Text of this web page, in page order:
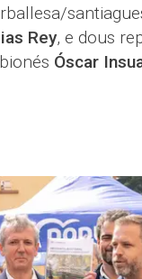
Rey, e dous
Óscar